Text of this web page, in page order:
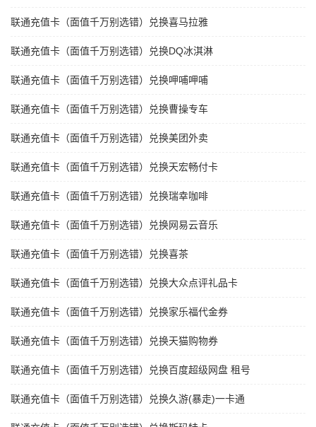
联通充值卡（面值千万别选错）兑换喜马拉雅
联通充值卡（面值千万别选错）兑换DQ冰淇淋
联通充值卡（面值千万别选错）兑换呷哺呷哺
联通充值卡（面值千万别选错）兑换曹操专车
联通充值卡（面值千万别选错）兑换美团外卖
联通充值卡（面值千万别选错）兑换天宏畅付卡
联通充值卡（面值千万别选错）兑换瑞幸咖啡
联通充值卡（面值千万别选错）兑换网易云音乐
联通充值卡（面值千万别选错）兑换喜茶
联通充值卡（面值千万别选错）兑换大众点评礼品卡
联通充值卡（面值千万别选错）兑换家乐福代金券
联通充值卡（面值千万别选错）兑换天猫购物券
联通充值卡（面值千万别选错）兑换百度超级网盘 租号
联通充值卡（面值千万别选错）兑换久游(暴走)一卡通